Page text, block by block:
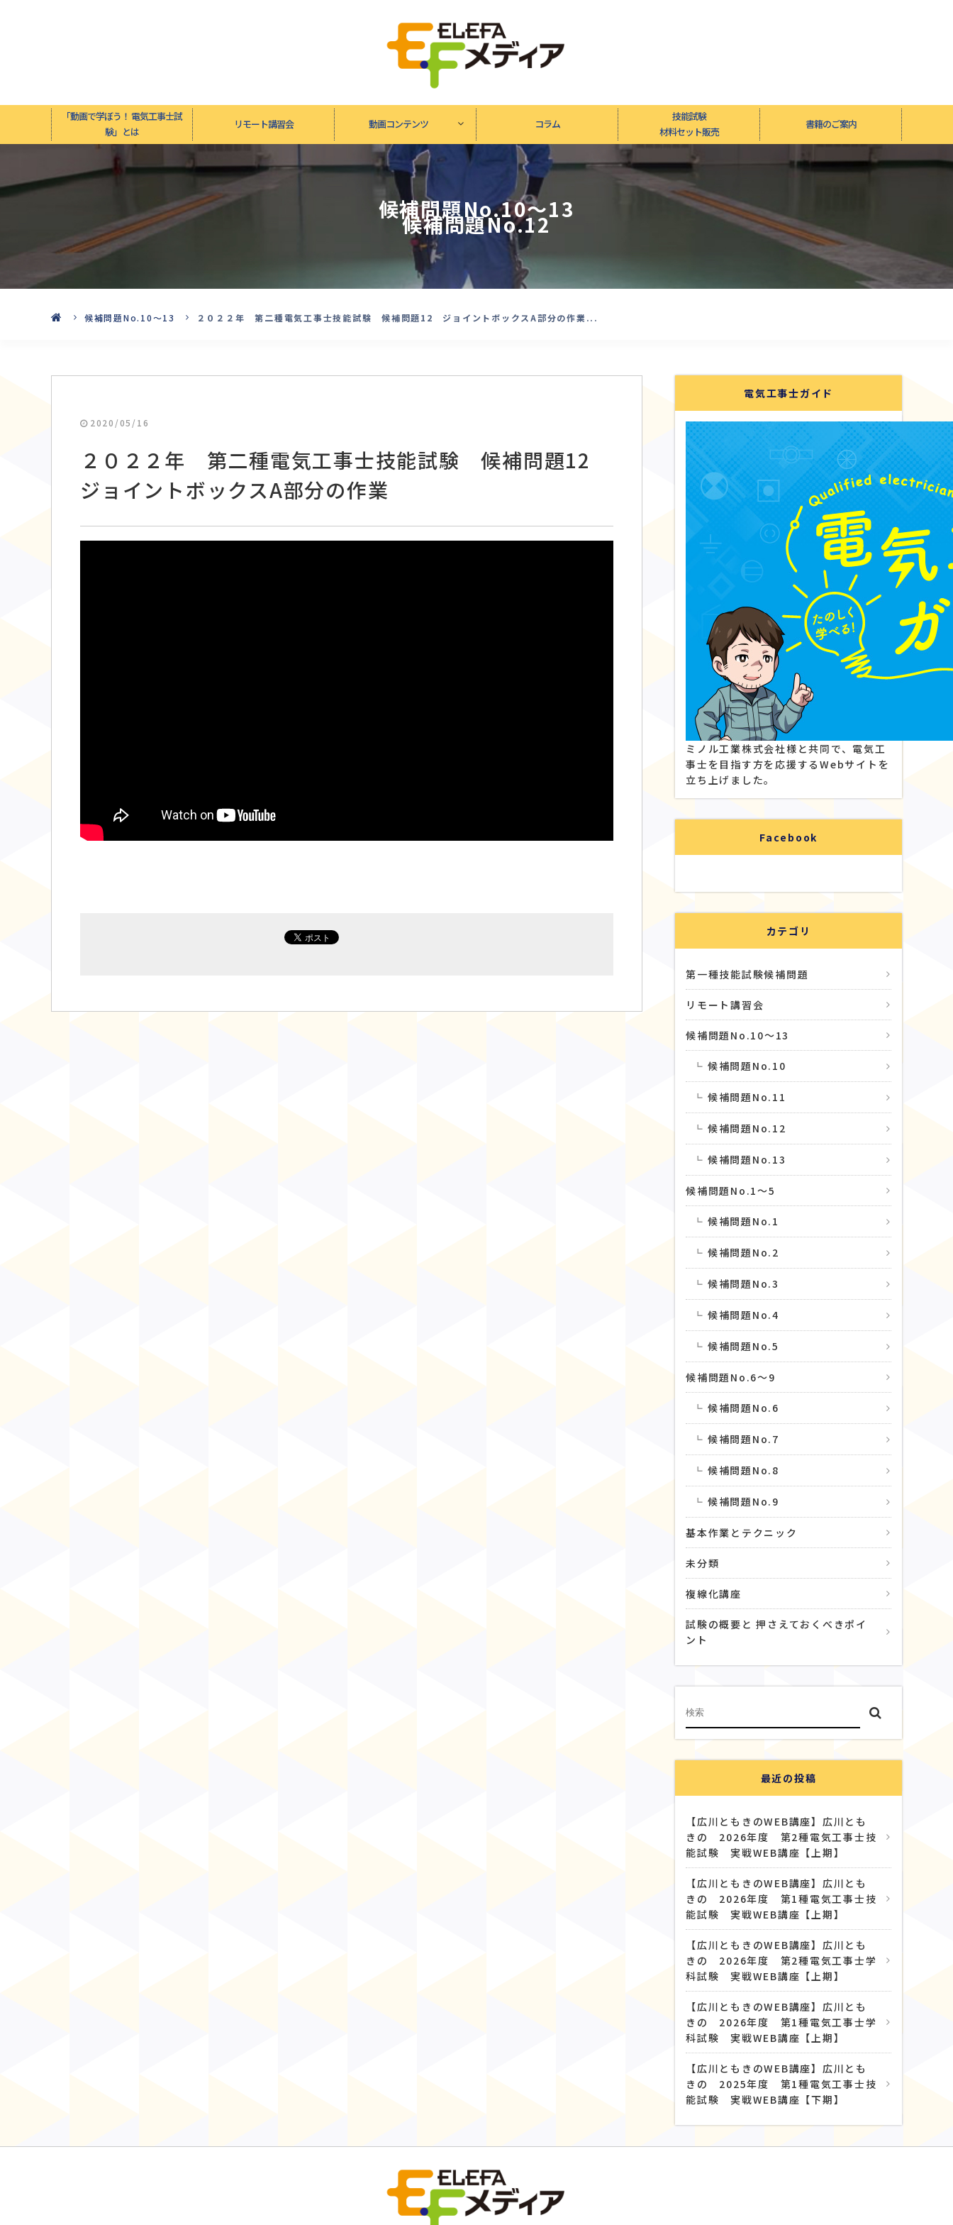
「動画で学ぼう！ 電気工事士試
験」とは
リモート講習会 動画コンテンツ コラム
技能試験
材料セット販売
書籍のご案内
候補問題No.10〜13
候補問題No.12
候補問題No.10〜13 ２０２２年 第二種電気工事士技能試験 候補問題12 ジョイントボックスA部分の作業...
2020/05/16
２０２２年 第二種電気工事士技能試験 候補問題12
ジョイントボックスA部分の作業
電気工事士ガイド
ミノル工業株式会社様と共同で、電気工
事士を目指す方を応援するWebサイトを
立ち上げました。
Facebook
カテゴリ
第一種技能試験候補問題
リモート講習会
候補問題No.10〜13
候補問題No.10
候補問題No.11
候補問題No.12
候補問題No.13
候補問題No.1〜5
候補問題No.1
候補問題No.2
候補問題No.3
候補問題No.4
候補問題No.5
候補問題No.6〜9
候補問題No.6
候補問題No.7
候補問題No.8
候補問題No.9
基本作業とテクニック
未分類
複線化講座
試験の概要と 押さえておくべきポイ
ント
最近の投稿
【広川ともきのWEB講座】広川とも
きの 2026年度 第2種電気工事士技
能試験 実戦WEB講座【上期】
【広川ともきのWEB講座】広川とも
きの 2026年度 第1種電気工事士技
能試験 実戦WEB講座【上期】
【広川ともきのWEB講座】広川とも
きの 2026年度 第2種電気工事士学
科試験 実戦WEB講座【上期】
【広川ともきのWEB講座】広川とも
きの 2026年度 第1種電気工事士学
科試験 実戦WEB講座【上期】
【広川ともきのWEB講座】広川とも
きの 2025年度 第1種電気工事士技
能試験 実戦WEB講座【下期】